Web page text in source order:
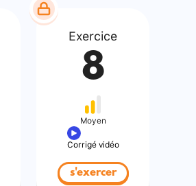
Exercice
8
Moyen
Corrigé vidéo
s'exercer